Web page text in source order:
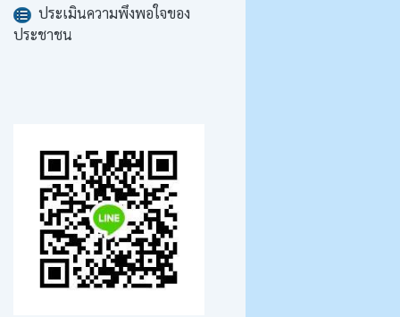
ประเมินความพึงพอใจของ
ประชาชน